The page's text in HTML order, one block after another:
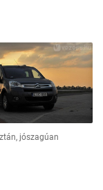
jószagúan